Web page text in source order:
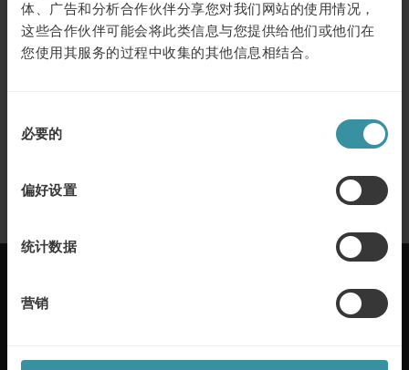
体、广告和分析合作伙伴分享您对我们网站的使用情况，
这些合作伙伴可能会将此类信息与您提供给他们或他们在
您使用其服务的过程中收集的其他信息相结合。
必要的
偏好设置
统计数据
营销
三月 11| 1 分钟阅读
人工智能驱动的人员管理：利用人工智
能进行招聘、技能发展和销售辅导
售。我们通过定制解决方案和行业专业知识为本地和